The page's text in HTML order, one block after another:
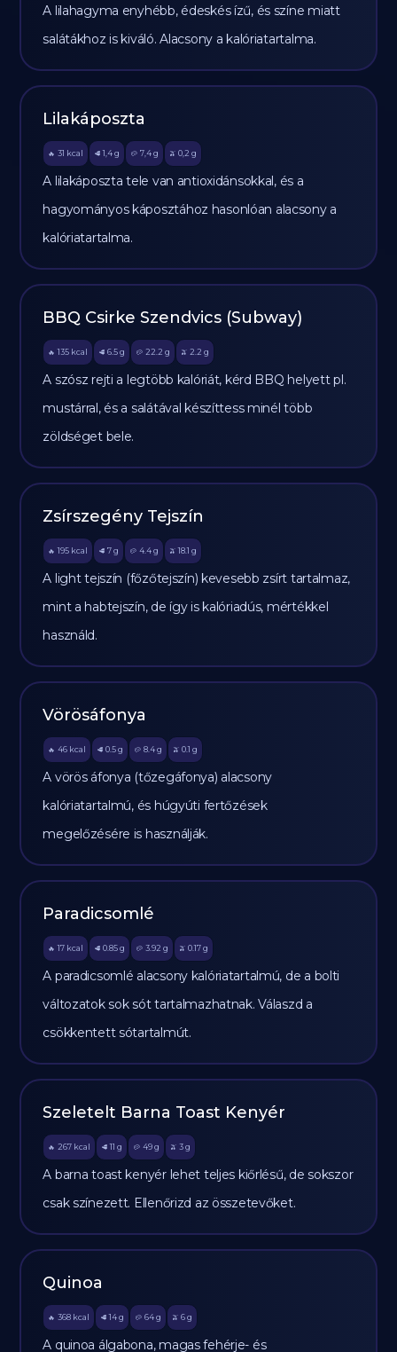
A lilahagyma enyhébb, édeskés ízű, és színe miatt
salátákhoz is kiváló. Alacsony a kalóriatartalma.
Lilakáposzta
🔥 31 kcal 🥩 1,4 g 🥔 7,4g 🫒 0,2 g
A lilakáposzta tele van antioxidánsokkal, és a
hagyományos káposztához hasonlóan alacsony a
kalóriatartalma.
BBQ Csirke Szendvics (Subway)
🔥 135 kcal 🥩 6.5 g 🥔 22.2 g 🫒 2.2 g
A szósz rejti a legtöbb kalóriát, kérd BBQ helyett pl.
mustárral, és a salátával készíttess minél több
zöldséget bele.
Zsírszegény Tejszín
🔥 195 kcal 🥩 7 g 🥔 4.4g 🫒 18.1 g
A light tejszín (főzőtejszín) kevesebb zsírt tartalmaz,
mint a habtejszín, de így is kalóriadús, mértékkel
használd.
Vörösáfonya
🔥 46 kcal 🥩 0.5 g 🥔 8.4g 🫒 0.1 g
A vörös áfonya (tőzegáfonya) alacsony
kalóriatartalmú, és húgyúti fertőzések
megelőzésére is használják.
Paradicsomlé
🔥 17 kcal 🥩 0.85 g 🥔 3.92 g 🫒 0.17 g
A paradicsomlé alacsony kalóriatartalmú, de a bolti
változatok sok sót tartalmazhatnak. Válaszd a
csökkentett sótartalmút.
Szeletelt Barna Toast Kenyér
🔥 267 kcal 🥩 11 g 🥔 49g 🫒 3 g
A barna toast kenyér lehet teljes kiőrlésű, de sokszor
csak színezett. Ellenőrizd az összetevőket.
Quinoa
🔥 368 kcal 🥩 14 g 🥔 64g 🫒 6 g
A quinoa álgabona, magas fehérje- és